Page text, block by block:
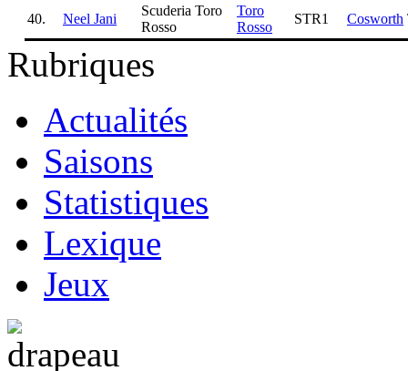
40. Neel Jani
Scuderia Toro
Rosso
Toro
Rosso
STR1 Cosworth
Rubriques
Actualités
Saisons
Statistiques
Lexique
Jeux